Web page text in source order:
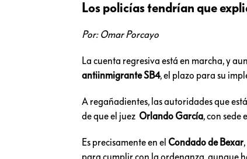
Los policías tendrían que
Por: Omar Porcayo
La cuenta regresiva está en marcha, y
antiinmigrante SB4, el plazo para su
A regañadientes, las autoridades que
de que el juez Orlando García, con sede
Es precisamente en el Condado de Bexar
para cumplir con la ordenanza, aunque